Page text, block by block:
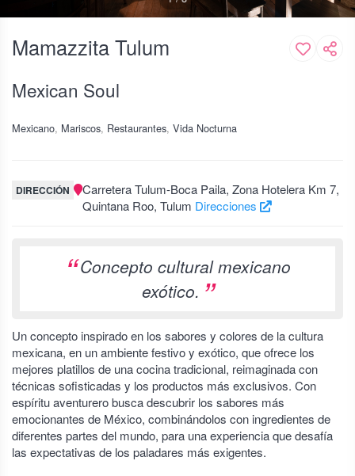
Mamazzita Tulum
Mexican Soul
Mexicano Mariscos Restaurantes Vida Nocturna
DIRECCIÓN
Carretera Tulum-Boca Paila, Zona Hotelera Km 7,
Quintana Roo, Tulum Direcciones
Concepto cultural mexicano
exótico.
Un concepto inspirado en los sabores y colores de la cultura
mexicana, en un ambiente festivo y exótico, que ofrece los
mejores platillos de una cocina tradicional, reimaginada con
técnicas sofisticadas y los productos más exclusivos. Con
espíritu aventurero busca descubrir los sabores más
emocionantes de México, combinándolos con ingredientes de
diferentes partes del mundo, para una experiencia que desafía
las expectativas de los paladares más exigentes.